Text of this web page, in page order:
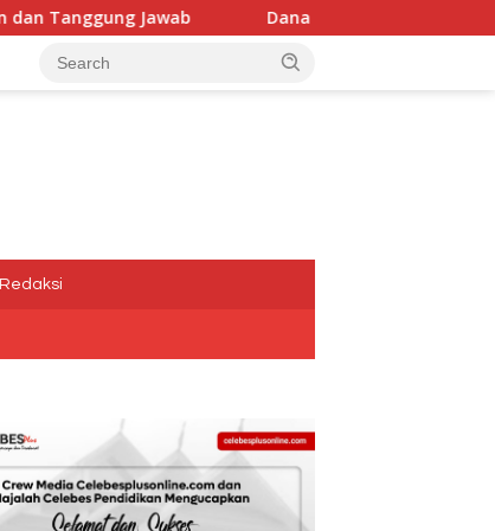
Dana Media Belum Terbayarkan, Kadis
Redaksi